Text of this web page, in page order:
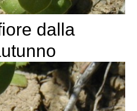
dalla